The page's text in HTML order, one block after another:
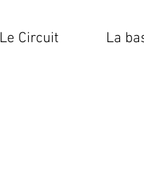
Le Circuit La